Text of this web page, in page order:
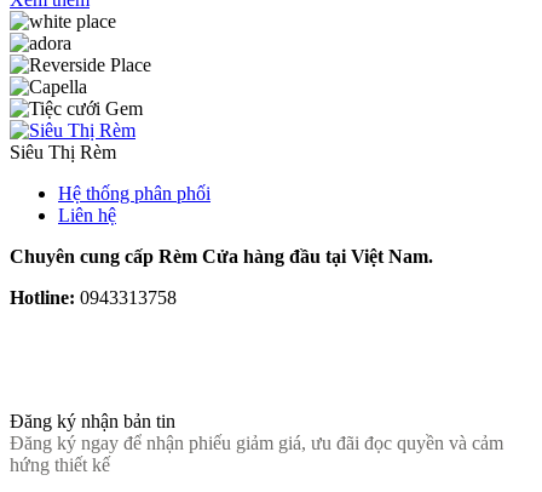
Siêu Thị Rèm
Hệ thống phân phối
Liên hệ
Chuyên cung cấp Rèm Cửa hàng đầu tại Việt Nam.
Hotline: 0943313758
Đăng ký nhận bản tin
Đăng ký ngay để nhận phiếu giảm giá, ưu đãi đọc quyền và cảm
hứng thiết kế